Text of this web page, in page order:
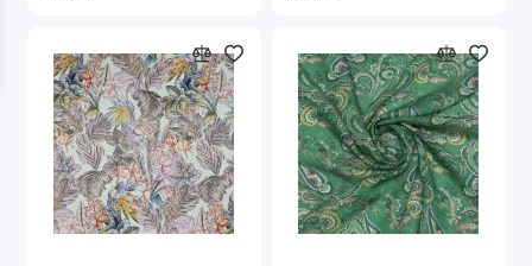
Сердечки
Узоры
Цветочный
Бежевый